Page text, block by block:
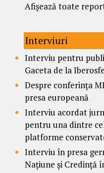
Afișează toate
Interviuri
Interviu pentru
Gaceta de la
Despre conferința
presa europeană
Interviu acordat
pentru una dintre
platforme
Interviu în presa
Națiune și Credință